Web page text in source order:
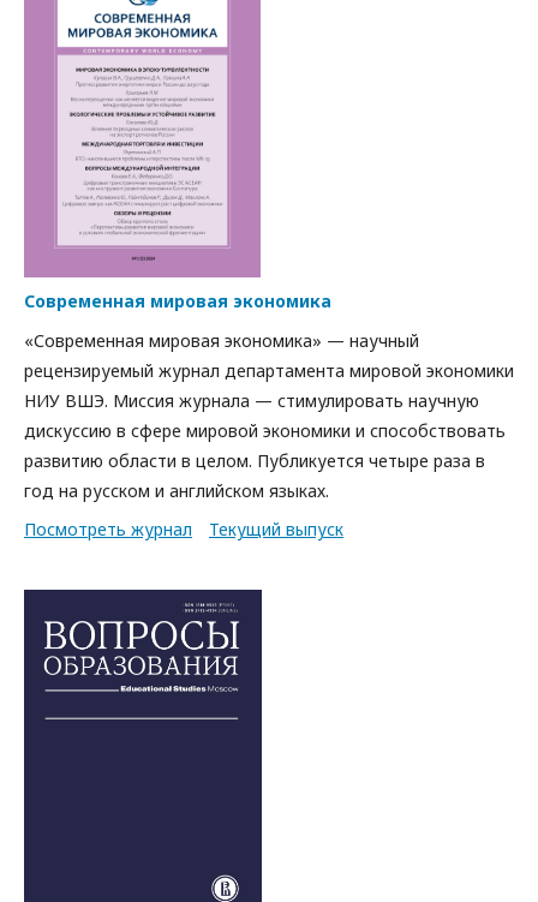
Современная мировая экономика
«Современная мировая экономика» — научный
рецензируемый журнал департамента мировой экономики
НИУ ВШЭ. Миссия журнала — стимулировать научную
дискуссию в сфере мировой экономики и способствовать
развитию области в целом. Публикуется четыре раза в
год на русском и английском языках.
Посмотреть журнал
Текущий выпуск